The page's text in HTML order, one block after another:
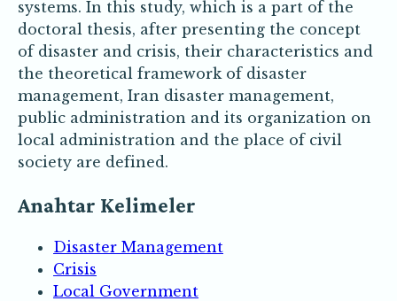
systems. In this study, which is a part of the
doctoral thesis, after presenting the concept
of disaster and crisis, their characteristics and
the theoretical framework of disaster
management, Iran disaster management,
public administration and its organization on
local administration and the place of civil
society are defined.
Anahtar Kelimeler
Disaster Management
Crisis
Local Government